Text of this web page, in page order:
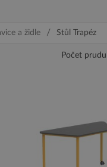
a židle Stůl Trapéz
Počet